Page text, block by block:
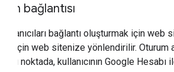
bağlantısı
kullanıcıları bağlantı oluşturmak için
için web sitenize yönlendirilir. Oturum
Bu noktada, kullanıcının Google